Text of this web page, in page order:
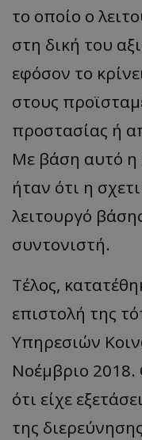
το οποίο ο
στη δική του
εφόσον το
στους
προστασίας ή
Με βάση αυτό η
ήταν ότι η
λειτουργό
συντονιστή.
Τέλος,
επιστολή της
Υπηρεσιών
Νοέμβριο
ότι είχε
της